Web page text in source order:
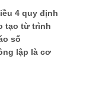
4 quy định
tạo từ trình
số
lập là cơ